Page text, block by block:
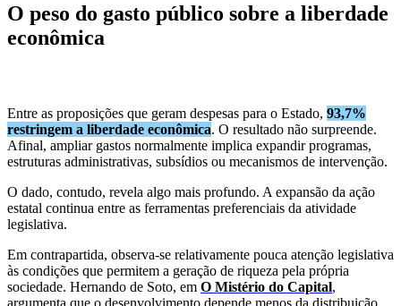
O peso do gasto público sobre a liberdade
econômica
Entre as proposições que geram despesas para o Estado, 93,7%
restringem a liberdade econômica. O resultado não surpreende.
Afinal, ampliar gastos normalmente implica expandir programas,
estruturas administrativas, subsídios ou mecanismos de intervenção.
O dado, contudo, revela algo mais profundo. A expansão da ação
estatal continua entre as ferramentas preferenciais da atividade
legislativa.
Em contrapartida, observa-se relativamente pouca atenção legislativa
às condições que permitem a geração de riqueza pela própria
sociedade. Hernando de Soto, em O Mistério do Capital,
argumenta que o desenvolvimento depende menos da distribuição